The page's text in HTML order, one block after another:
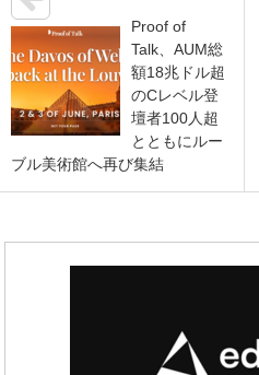
Proof of
Talk、AUM総
額18兆ドル超
のCレベル登
壇者100人超
とともにルー
ブル美術館へ再び集結